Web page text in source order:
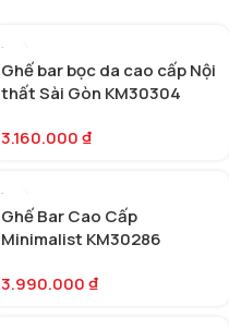
Ghế bar bọc da cao cấp Nội
thất Sài Gòn KM30304
3.160.000₫
Ghế Bar Cao Cấp
Minimalist KM30286
3.990.000₫